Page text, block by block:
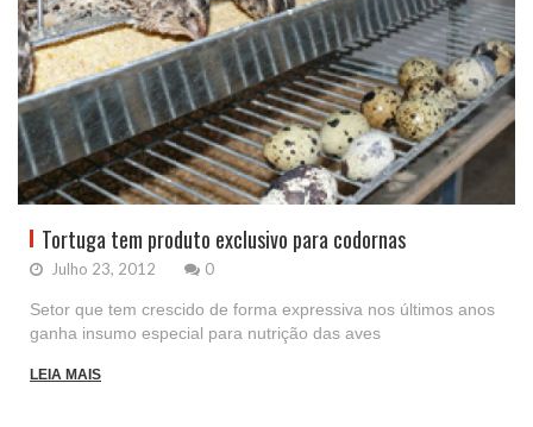
Tortuga tem produto exclusivo para codornas
Julho 23, 2012 0
Setor que tem crescido de forma expressiva nos últimos anos
ganha insumo especial para nutrição das aves
LEIA MAIS